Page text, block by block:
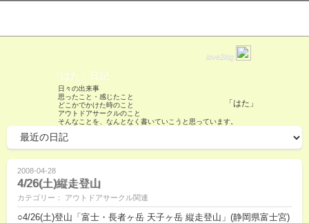
love2log
「はた」日記
日々の出来事
思ったこと・感じたこと
どこかでかけた時のこと
アウトドアサークルのこと
そんなことを、なんとなく書いていこうと思っています。
「はた」
2008-04-28
4/26(土)縦走登山
カテゴリー： アウトドアサークル関連
○4/26(土)登山「富士・長者ヶ岳 天子ヶ岳 縦走登山」(静岡県富士宮)